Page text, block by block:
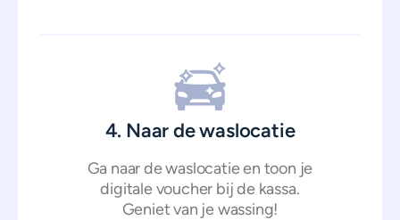
4. Naar de waslocatie
Ga naar de waslocatie en toon je
digitale voucher bij de kassa.
Geniet van je wassing!